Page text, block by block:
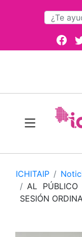
ICHITAIP
AL
SESIÓN